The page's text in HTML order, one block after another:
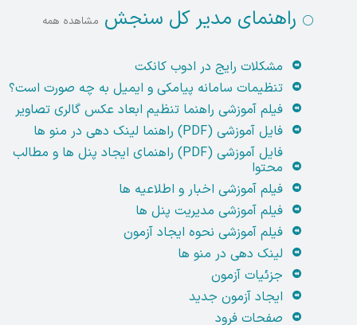
راهنمای مدیر کل سنجش مشاهده همه
مشکلات رایج در ادوب کانکت
تنظیمات سامانه پیامکی و ایمیل به چه صورت است؟
فیلم آموزشی راهنما تنظیم ابعاد عکس گالری تصاویر
فایل آموزشی (PDF) راهنما لینک دهی در منو ها
فایل آموزشی (PDF) راهنمای ایجاد پنل ها و مطالب
محتوا
فیلم آموزشی اخبار و اطلاعیه ها
فیلم آموزشی مدیریت پنل ها
فیلم آموزشی نحوه ایجاد آزمون
لینک دهی در منو ها
جزئیات آزمون
ایجاد آزمون جدید
صفحات فرود